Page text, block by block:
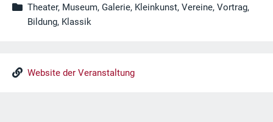
Theater, Museum, Galerie, Kleinkunst, Vereine, Vortrag,
Bildung, Klassik
Website der Veranstaltung